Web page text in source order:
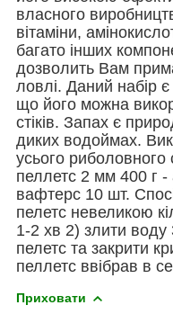
власного
вітаміни,
багато інших
дозволить Вам
ловлі. Даний набір
що його можна
стіків. Запах є
диких водоймах.
усього риболовного
пеллетс 2 мм 400 г -
вафтерс 10 шт.
пелетс невеликою
1-2 хв 2) злити воду
пелетс та закрити
пеллетс ввібрав в
Приховати